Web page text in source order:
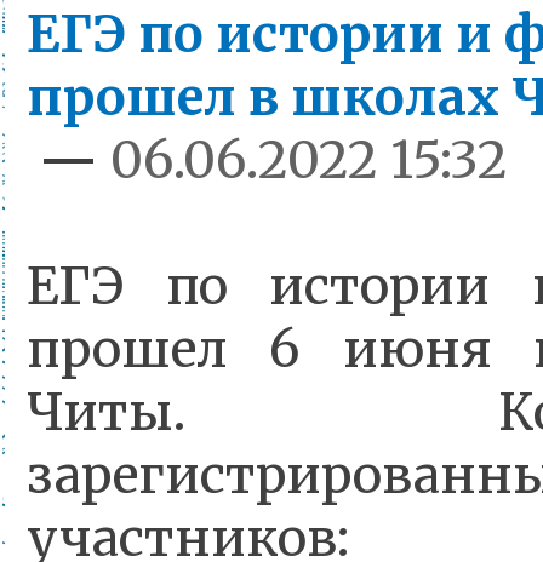
ЕГЭ по истории и
прошел в школах
— 06.06.2022 15:32
ЕГЭ по истории
прошел 6 июня
Читы.
участников: